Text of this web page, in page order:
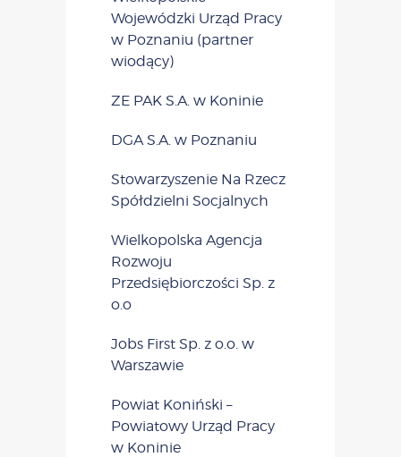
Wojewódzki Urząd Pracy
w Poznaniu (partner
wiodący)
ZE PAK S.A. w Koninie
DGA S.A. w Poznaniu
Stowarzyszenie Na Rzecz
Spółdzielni Socjalnych
Wielkopolska Agencja
Rozwoju
Przedsiębiorczości Sp. z
o.o
Jobs First Sp. z o.o. w
Warszawie
Powiat Koniński –
Powiatowy Urząd Pracy
w Koninie